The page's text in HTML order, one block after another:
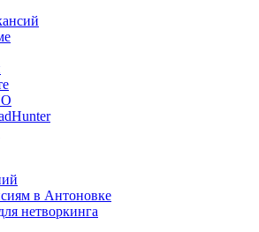
в Антоновке
нетворкинга